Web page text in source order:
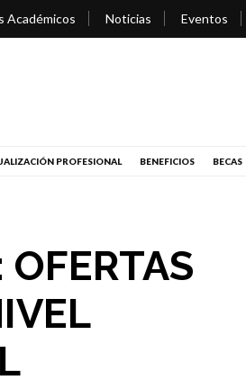
Académicos Noticias Eventos
PROFESIONAL BENEFICIOS BECAS